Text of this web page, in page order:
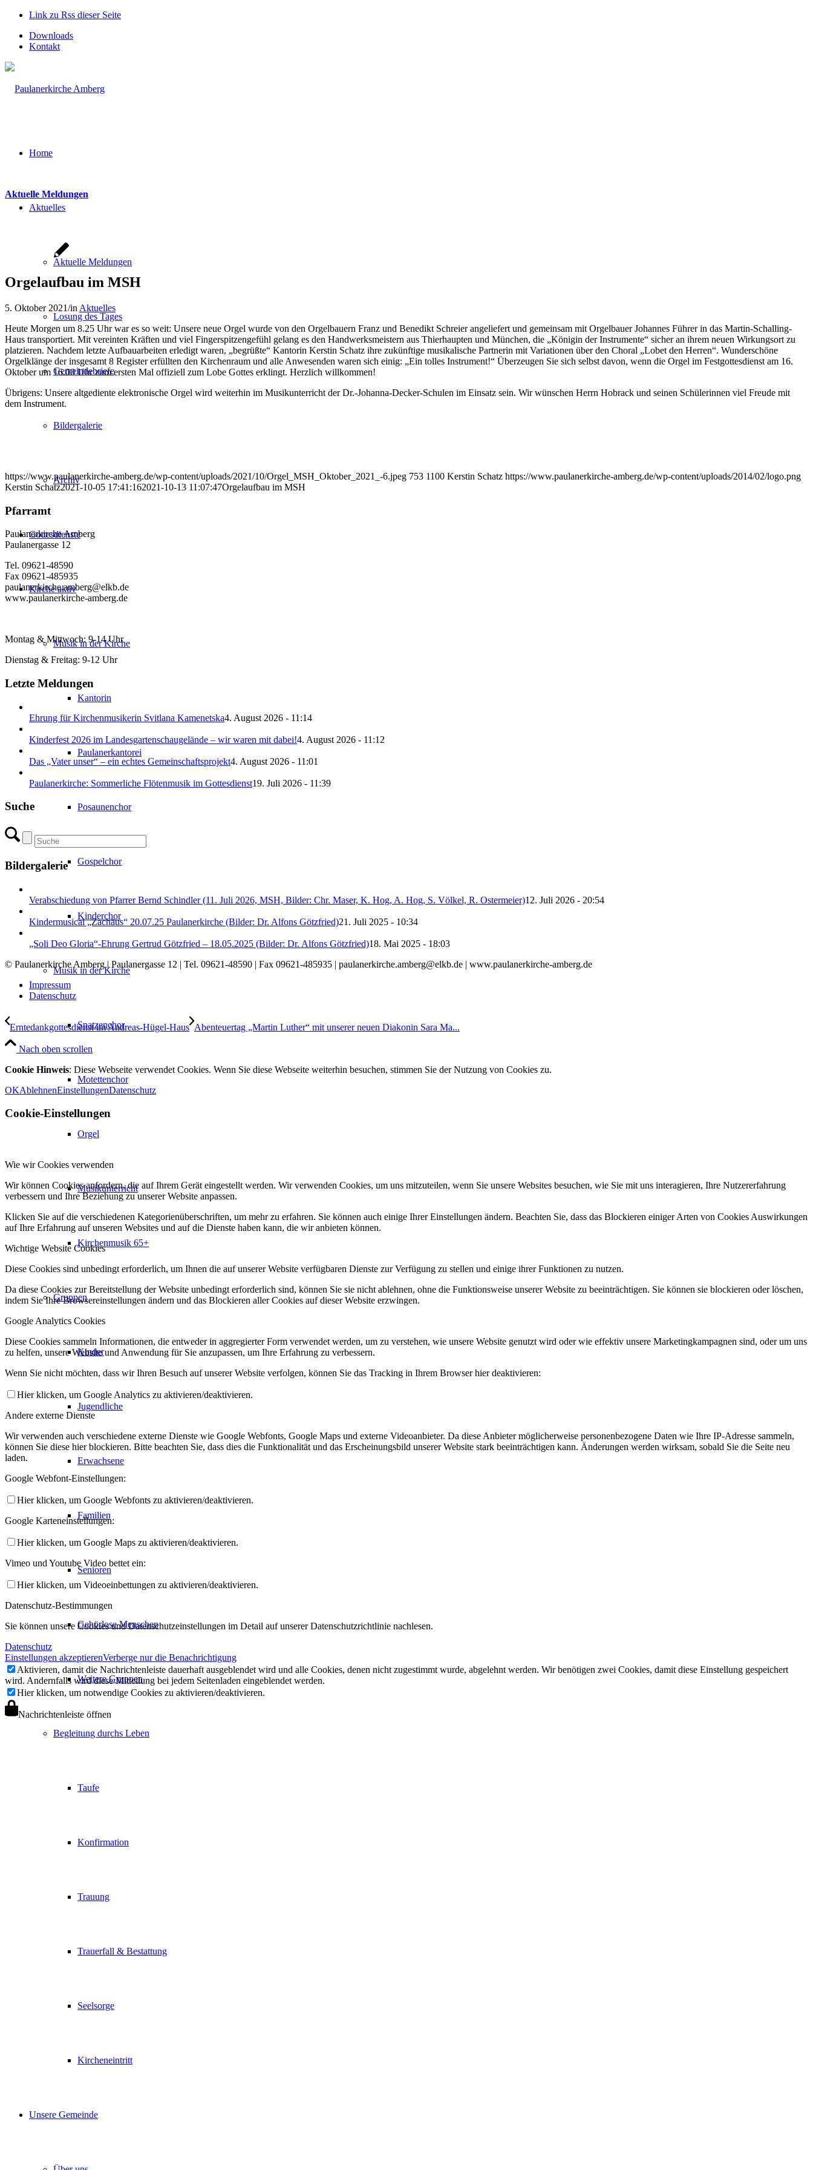
Link zu Rss dieser Seite
Downloads
Kontakt
Home
Aktuelles
Aktuelle Meldungen
Losung des Tages
Gemeindebriefe
Bildergalerie
Archiv
Gottesdienste
Kirche aktiv
Musik in der Kirche
Kantorin
Paulanerkantorei
Posaunenchor
Gospelchor
Kinderchor
Musik in der Kirche
Spatzenchor
Motettenchor
Orgel
Musikunterricht
Kirchenmusik 65+
Gruppen
Kinder
Jugendliche
Erwachsene
Familien
Senioren
Gehörlose Menschen
Weitere Gruppen
Begleitung durchs Leben
Taufe
Konfirmation
Trauung
Trauerfall & Bestattung
Seelsorge
Kircheneintritt
Unsere Gemeinde
Aktuelle Meldungen
Orgelaufbau im MSH
5. Oktober 2021/in Aktuelles
Heute Morgen um 8.25 Uhr war es so weit: Unsere neue Orgel wurde von den Orgelbauern Franz und Benedikt Schreier angeliefert und gemeinsam mit Orgelbauer Johannes Führer in das Martin-Schalling-
Haus transportiert. Mit vereinten Kräften und viel Fingerspitzengefühl gelang es den Handwerksmeistern aus Thierhaupten und München, die „Königin der Instrumente“ sicher an ihrem neuen Wirkungsort zu
platzieren. Nachdem letzte Aufbauarbeiten erledigt waren, „begrüßte“ Kantorin Kerstin Schatz ihre zukünftige musikalische Partnerin mit Variationen über den Choral „Lobet den Herren“. Wunderschöne
Orgelklänge der insgesamt 8 Register erfüllten den Kirchenraum und alle Anwesenden waren sich einig: „Ein tolles Instrument!“ Überzeugen Sie sich selbst davon, wenn die Orgel im Festgottesdienst am 16.
Oktober um 16.00 Uhr zum ersten Mal offiziell zum Lobe Gottes erklingt. Herzlich willkommen!
Übrigens: Unsere altgediente elektronische Orgel wird weiterhin im Musikunterricht der Dr.-Johanna-Decker-Schulen im Einsatz sein. Wir wünschen Herrn Hobrack und seinen Schülerinnen viel Freude mit
dem Instrument.
https://www.paulanerkirche-amberg.de/wp-content/uploads/2021/10/Orgel_MSH_Oktober_2021_-6.jpeg 753 1100 Kerstin Schatz https://www.paulanerkirche-amberg.de/wp-content/uploads/2014/02/logo.png
Kerstin Schatz2021-10-05 17:41:162021-10-13 11:07:47Orgelaufbau im MSH
Pfarramt
Paulanerkirche Amberg
Paulanergasse 12
Tel. 09621-48590
Fax 09621-485935
paulanerkirche.amberg@elkb.de
www.paulanerkirche-amberg.de
Montag & Mittwoch: 9-14 Uhr
Dienstag & Freitag: 9-12 Uhr
Letzte Meldungen
Ehrung für Kirchenmusikerin Svitlana Kamenetska4. August 2026 - 11:14
Kinderfest 2026 im Landesgartenschaugelände – wir waren mit dabei!4. August 2026 - 11:12
Das „Vater unser“ – ein echtes Gemeinschaftsprojekt4. August 2026 - 11:01
Paulanerkirche: Sommerliche Flötenmusik im Gottesdienst19. Juli 2026 - 11:39
Suche
Bildergalerie
Verabschiedung von Pfarrer Bernd Schindler (11. Juli 2026, MSH, Bilder: Chr. Maser, K. Hog, A. Hog, S. Völkel, R. Ostermeier)12. Juli 2026 - 20:54
Kindermusical „Zachäus“ 20.07.25 Paulanerkirche (Bilder: Dr. Alfons Götzfried)21. Juli 2025 - 10:34
„Soli Deo Gloria“-Ehrung Gertrud Götzfried – 18.05.2025 (Bilder: Dr. Alfons Götzfried)18. Mai 2025 - 18:03
© Paulanerkirche Amberg | Paulanergasse 12 | Tel. 09621-48590 | Fax 09621-485935 | paulanerkirche.amberg@elkb.de | www.paulanerkirche-amberg.de
Impressum
Datenschutz
Erntedankgottesdienst im Andreas-Hügel-Haus Abenteuertag „Martin Luther“ mit unserer neuen Diakonin Sara Ma...
Nach oben scrollen
Cookie Hinweis: Diese Webseite verwendet Cookies. Wenn Sie diese Webseite weiterhin besuchen, stimmen Sie der Nutzung von Cookies zu.
OKAblehnenEinstellungenDatenschutz
Cookie-Einstellungen
Wie wir Cookies verwenden
Wir können Cookies anfordern, die auf Ihrem Gerät eingestellt werden. Wir verwenden Cookies, um uns mitzuteilen, wenn Sie unsere Websites besuchen, wie Sie mit uns interagieren, Ihre Nutzererfahrung
verbessern und Ihre Beziehung zu unserer Website anpassen.
Klicken Sie auf die verschiedenen Kategorienüberschriften, um mehr zu erfahren. Sie können auch einige Ihrer Einstellungen ändern. Beachten Sie, dass das Blockieren einiger Arten von Cookies Auswirkungen
auf Ihre Erfahrung auf unseren Websites und auf die Dienste haben kann, die wir anbieten können.
Wichtige Website Cookies
Diese Cookies sind unbedingt erforderlich, um Ihnen die auf unserer Website verfügbaren Dienste zur Verfügung zu stellen und einige ihrer Funktionen zu nutzen.
Da diese Cookies zur Bereitstellung der Website unbedingt erforderlich sind, können Sie sie nicht ablehnen, ohne die Funktionsweise unserer Website zu beeinträchtigen. Sie können sie blockieren oder löschen,
indem Sie Ihre Browsereinstellungen ändern und das Blockieren aller Cookies auf dieser Website erzwingen.
Google Analytics Cookies
Diese Cookies sammeln Informationen, die entweder in aggregierter Form verwendet werden, um zu verstehen, wie unsere Website genutzt wird oder wie effektiv unsere Marketingkampagnen sind, oder um uns
zu helfen, unsere Website und Anwendung für Sie anzupassen, um Ihre Erfahrung zu verbessern.
Wenn Sie nicht möchten, dass wir Ihren Besuch auf unserer Website verfolgen, können Sie das Tracking in Ihrem Browser hier deaktivieren:
Hier klicken, um Google Analytics zu aktivieren/deaktivieren.
Andere externe Dienste
Wir verwenden auch verschiedene externe Dienste wie Google Webfonts, Google Maps und externe Videoanbieter. Da diese Anbieter möglicherweise personenbezogene Daten wie Ihre IP-Adresse sammeln,
können Sie diese hier blockieren. Bitte beachten Sie, dass dies die Funktionalität und das Erscheinungsbild unserer Website stark beeinträchtigen kann. Änderungen werden wirksam, sobald Sie die Seite neu
laden.
Google Webfont-Einstellungen:
Hier klicken, um Google Webfonts zu aktivieren/deaktivieren.
Google Karteneinstellungen:
Hier klicken, um Google Maps zu aktivieren/deaktivieren.
Vimeo und Youtube Video bettet ein:
Hier klicken, um Videoeinbettungen zu aktivieren/deaktivieren.
Datenschutz-Bestimmungen
Sie können unsere Cookies und Datenschutzeinstellungen im Detail auf unserer Datenschutzrichtlinie nachlesen.
Datenschutz
Einstellungen akzeptierenVerberge nur die Benachrichtigung
Aktivieren, damit die Nachrichtenleiste dauerhaft ausgeblendet wird und alle Cookies, denen nicht zugestimmt wurde, abgelehnt werden. Wir benötigen zwei Cookies, damit diese Einstellung gespeichert
wird. Andernfalls wird diese Mitteilung bei jedem Seitenladen eingeblendet werden.
Hier klicken, um notwendige Cookies zu aktivieren/deaktivieren.
Nachrichtenleiste öffnen